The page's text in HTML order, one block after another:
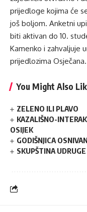
prijedloge kojima će
još boljom. Anketni
biti aktivan do 10.
Kamenko i zahvaljuje
prijedlozima Osječana.
You Might Also
ZELENO ILI PLAVO
KAZALIŠNO-
OSIJEK
GODIŠNJICA
SKUPŠTINA